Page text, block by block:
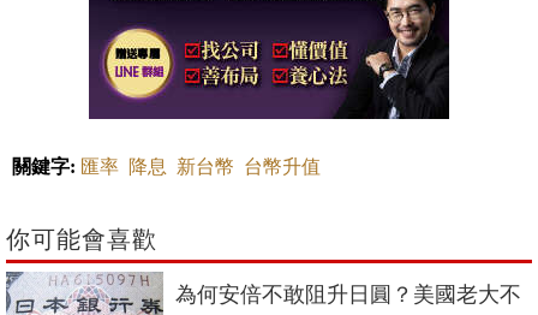
關鍵字: 匯率 降息 新台幣 台幣升值
你可能會喜歡
為何安倍不敢阻升日圓？美國老大不